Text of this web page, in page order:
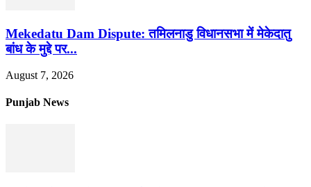
Mekedatu Dam Dispute: तमिलनाडु विधानसभा में मेकेदातु
बांध के मुद्दे पर...
August 7, 2026
Punjab News